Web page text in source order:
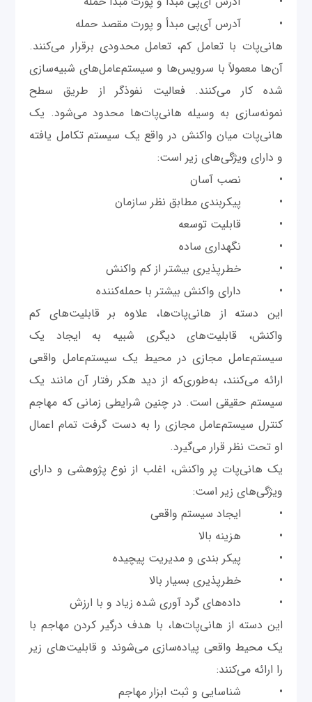
• آدرس آی‌پی مبدأ و پورت مقصد حمله
هانی‌پات با تعامل کم، تعامل محدودی برقرار می‌کنند.
آن‌ها معمولاً با سرویس‌ها و سیستم‌عامل‌های شبیه‌سازی
شده کار می‌کنند. فعالیت نفوذگر از طریق سطح
نمونه‌سازی به وسیله هانی‌پات‌ها محدود می‌شود. یک
هانی‌پات میان واکنش در واقع یک سیستم تکامل یافته
و دارای ویژگی‌های زیر است:
• نصب آسان
• پیکربندی مطابق نظر سازمان
• قابلیت توسعه
• نگهداری ساده
• خطرپذیری بیشتر از کم واکنش
• دارای واکنش بیشتر با حمله‌کننده
این دسته از هانی‌پات‌ها، علاوه بر قابلیت‌های کم
واکنش، قابلیت‌های دیگری شبیه به ایجاد یک
سیستم‌عامل مجازی در محیط یک سیستم‌عامل واقعی
ارائه می‌کنند، به‌طوری‌که از دید هکر رفتار آن مانند یک
سیستم حقیقی است. در چنین شرایطی زمانی که مهاجم
کنترل سیستم‌عامل مجازی را به دست گرفت تمام اعمال
او تحت نظر قرار می‌گیرد.
یک هانی‌پات پر واکنش، اغلب از نوع پژوهشی و دارای
ویژگی‌های زیر است:
• ایجاد سیستم واقعی
• هزینه بالا
• پیکر بندی و مدیریت پیچیده
• خطرپذیری بسیار بالا
• داده‌های گرد آوری شده زیاد و با ارزش
این دسته از هانی‌پات‌ها، با هدف درگیر کردن مهاجم با
یک محیط واقعی پیاده‌سازی می‌شوند و قابلیت‌های زیر
را ارائه می‌کنند:
• شناسایی و ثبت ابزار مهاجم